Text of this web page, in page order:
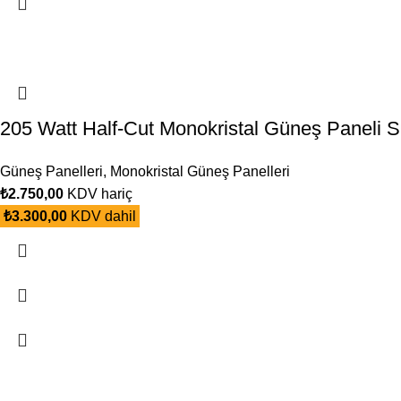
205 Watt Half-Cut Monokristal Güneş Paneli
Güneş Panelleri, Monokristal Güneş Panelleri
₺2.750,00 KDV hariç
₺3.300,00 KDV dahil